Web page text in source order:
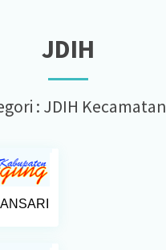
JDIH
: JDIH Kecamatan